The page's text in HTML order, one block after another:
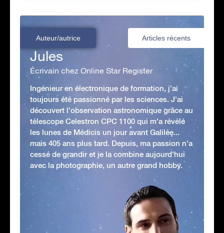
Auteur/autrice Articles récents
Jules
Écrivain chez Online Star Register
Ingénieur en électronique de formation, j’ai
toujours été passionné par les sciences. J'ai
découvert l'observation astronomique grâce au
télescope Celestron CPC 1100 qui m'a révélé
les lunes de Médicis un jour avant Galilée...
mais 405 ans plus tard. Depuis, ma passion n'a
cessé de grandir et je la combine aujourd'hui
avec la photographie, un autre grand hobby.